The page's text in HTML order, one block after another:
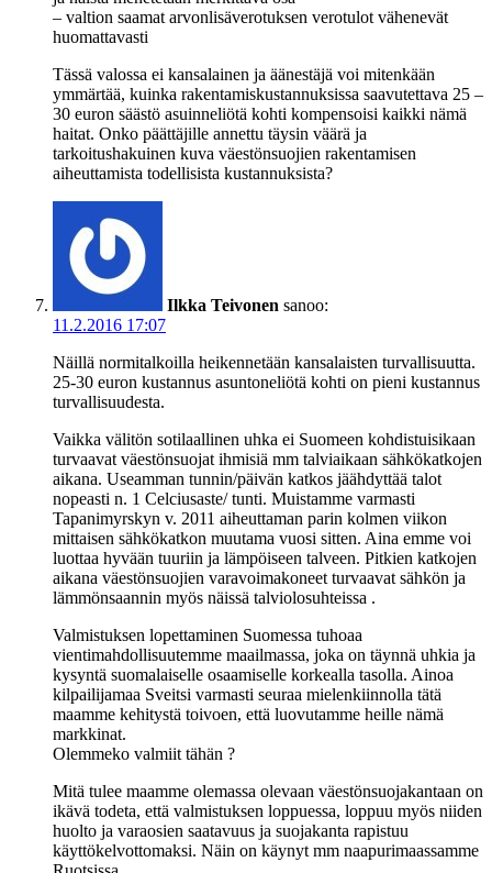
– valtion saamat arvonlisäverotuksen verotulot vähenevät
huomattavasti
Tässä valossa ei kansalainen ja äänestäjä voi mitenkään
ymmärtää, kuinka rakentamiskustannuksissa saavutettava 25 –
30 euron säästö asuinneliötä kohti kompensoisi kaikki nämä
haitat. Onko päättäjille annettu täysin väärä ja
tarkoitushakuinen kuva väestönsuojien rakentamisen
aiheuttamista todellisista kustannuksista?
Ilkka Teivonen sanoo:
11.2.2016 17:07
Näillä normitalkoilla heikennetään kansalaisten turvallisuutta.
25-30 euron kustannus asuntoneliötä kohti on pieni kustannus
turvallisuudesta.
Vaikka välitön sotilaallinen uhka ei Suomeen kohdistuisikaan
turvaavat väestönsuojat ihmisiä mm talviaikaan sähkökatkojen
aikana. Useamman tunnin/päivän katkos jäähdyttää talot
nopeasti n. 1 Celciusaste/ tunti. Muistamme varmasti
Tapanimyrskyn v. 2011 aiheuttaman parin kolmen viikon
mittaisen sähkökatkon muutama vuosi sitten. Aina emme voi
luottaa hyvään tuuriin ja lämpöiseen talveen. Pitkien katkojen
aikana väestönsuojien varavoimakoneet turvaavat sähkön ja
lämmönsaannin myös näissä talviolosuhteissa .
Valmistuksen lopettaminen Suomessa tuhoaa
vientimahdollisuutemme maailmassa, joka on täynnä uhkia ja
kysyntä suomalaiselle osaamiselle korkealla tasolla. Ainoa
kilpailijamaa Sveitsi varmasti seuraa mielenkiinnolla tätä
maamme kehitystä toivoen, että luovutamme heille nämä
markkinat.
Olemmeko valmiit tähän ?
Mitä tulee maamme olemassa olevaan väestönsuojakantaan on
ikävä todeta, että valmistuksen loppuessa, loppuu myös niiden
huolto ja varaosien saatavuus ja suojakanta rapistuu
käyttökelvottomaksi. Näin on käynyt mm naapurimaassamme